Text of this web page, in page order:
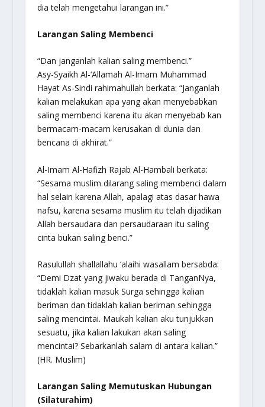
dia telah mengetahui larangan ini.”
Larangan Saling Membenci
“Dan janganlah kalian saling membenci.”
Asy-Syaikh Al-‘Allamah Al-Imam Muhammad
Hayat As-Sindi rahimahullah berkata: “Janganlah
kalian melakukan apa yang akan menyebabkan
saling membenci karena itu akan menyebab kan
bermacam-macam kerusakan di dunia dan
bencana di akhirat.”
Al-Imam Al-Hafizh Rajab Al-Hambali berkata:
“Sesama muslim dilarang saling membenci dalam
hal selain karena Allah, apalagi atas dasar hawa
nafsu, karena sesama muslim itu telah dijadikan
Allah bersaudara dan persaudaraan itu saling
cinta bukan saling benci.”
Rasulullah shallallahu ‘alaihi wasallam bersabda:
“Demi Dzat yang jiwaku berada di TanganNya,
tidaklah kalian masuk Surga sehingga kalian
beriman dan tidaklah kalian beriman sehingga
saling mencintai. Maukah kalian aku tunjukkan
sesuatu, jika kalian lakukan akan saling
mencintai? Sebarkanlah salam di antara kalian.”
(HR. Muslim)
Larangan Saling Memutuskan Hubungan
(Silaturahim)